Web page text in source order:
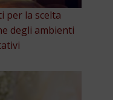
per la scelta
degli ambienti